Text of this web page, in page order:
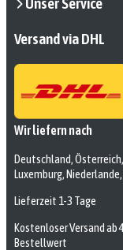
Versand via DHL
Wir liefern nach
Deutschland, Österreich,
Luxemburg,
Lieferzeit 1-3 Tage
Kostenloser Versand ab
Bestellwert